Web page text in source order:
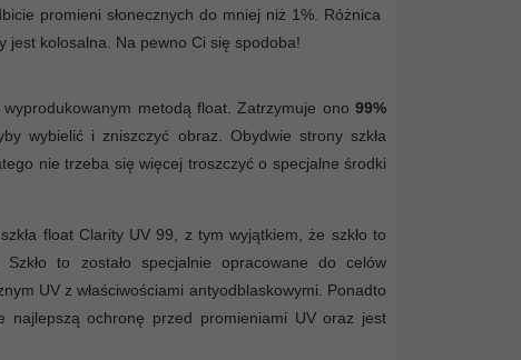
promieni słonecznych do mniej niż 1%. Różnica
jest kolosalna. Na pewno Ci się spodoba!
metodą float. Zatrzymuje ono 99%
wybielić i zniszczyć obraz. Obydwie strony szkła
nie trzeba się więcej troszczyć o specjalne środki
float Clarity UV 99, z tym wyjątkiem, że szkło to
. Szkło to zostało specjalnie opracowane do celów
UV z właściwościami antyodblaskowymi. Ponadto
najlepszą ochronę przed promieniami UV oraz jest